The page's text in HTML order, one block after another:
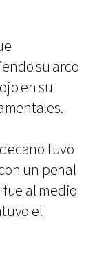
su arco
en su
tuvo
un penal
al medio
el